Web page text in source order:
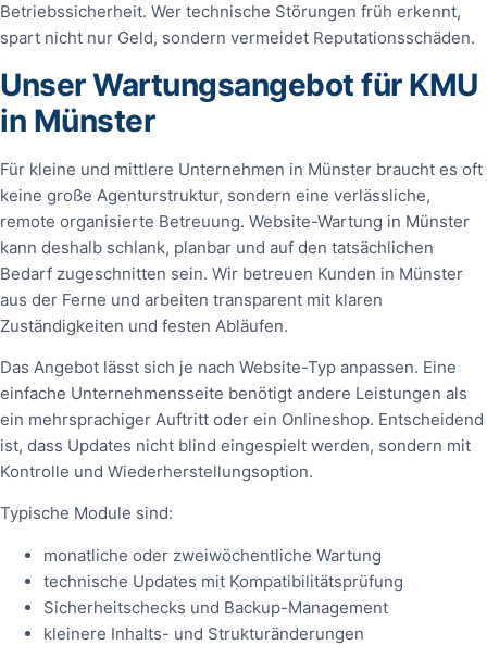
Betriebssicherheit. Wer technische Störungen früh erkennt,
spart nicht nur Geld, sondern vermeidet Reputationsschäden.
Unser Wartungsangebot für KMU
in Münster
Für kleine und mittlere Unternehmen in Münster braucht es oft
keine große Agenturstruktur, sondern eine verlässliche,
remote organisierte Betreuung. Website-Wartung in Münster
kann deshalb schlank, planbar und auf den tatsächlichen
Bedarf zugeschnitten sein. Wir betreuen Kunden in Münster
aus der Ferne und arbeiten transparent mit klaren
Zuständigkeiten und festen Abläufen.
Das Angebot lässt sich je nach Website-Typ anpassen. Eine
einfache Unternehmensseite benötigt andere Leistungen als
ein mehrsprachiger Auftritt oder ein Onlineshop. Entscheidend
ist, dass Updates nicht blind eingespielt werden, sondern mit
Kontrolle und Wiederherstellungsoption.
Typische Module sind:
monatliche oder zweiwöchentliche Wartung
technische Updates mit Kompatibilitätsprüfung
Sicherheitschecks und Backup-Management
kleinere Inhalts- und Strukturänderungen